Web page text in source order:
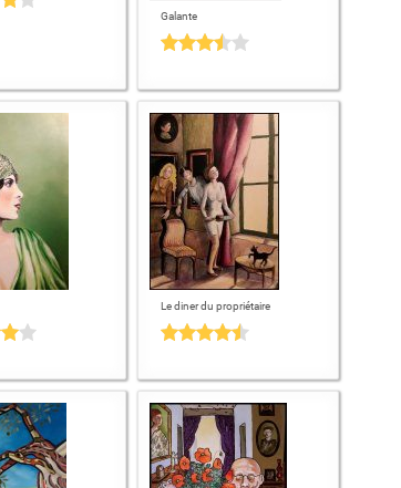
Galante
Le diner du propriétaire